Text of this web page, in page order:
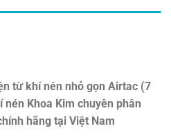
từ khí nén nhỏ gọn Airtac (7
nén Khoa Kim chuyên phân
hãng tại Việt Nam